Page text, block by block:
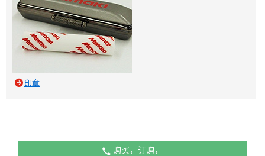
印章
购买，订购，